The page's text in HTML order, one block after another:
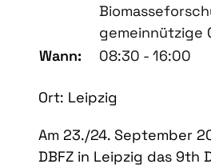
gemeinnützige
Wann:
08:30 - 16:00
Ort: Leipzig
Am 23./24. September
DBFZ in Leipzig das 9th